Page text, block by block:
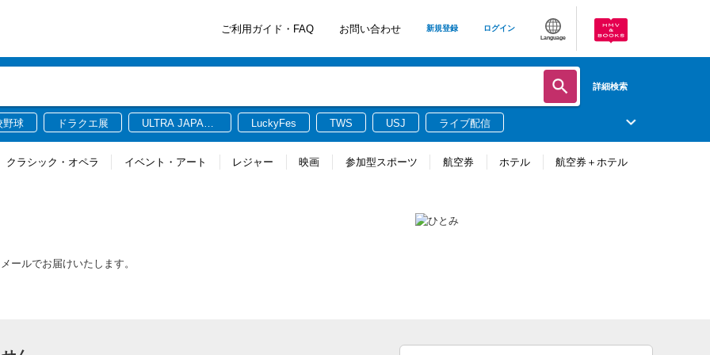
ご利用ガイド・FAQ お問い合わせ 新規登録 ログイン
Language
詳細検索
野球 ドラクエ展
ULTRA JAPAN
LuckyFes TWS USJ ライブ配信
クラシック・オペラ イベント・アート レジャー 映画 参加型スポーツ 航空券 ホテル 航空券＋ホテル
ールでお届けいたします。